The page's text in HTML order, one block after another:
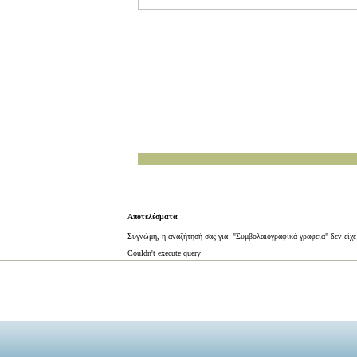
Αποτελέσματα
Συγνώμη, η αναζήτησή σας για: "Συμβολαιογραφικά γραφεία" δεν
Couldn't execute query